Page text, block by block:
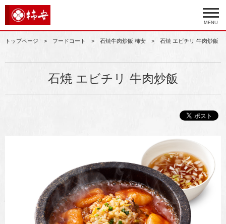
MENU
トップページ フードコート 石焼牛肉炒飯 柿安 石焼 エビチリ 牛肉炒飯
石焼 エビチリ 牛肉炒飯